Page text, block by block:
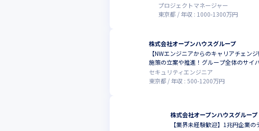
プロジェクトマネージャー
東京都
年収 : 1000-1300万円
株式会社オープンハウスグループ
【NWエンジニアからのキャリアチェ
施策の立案や推進！グループ全体のサイ
セキュリティエンジニア
東京都
年収 :500-1200万円
株式会社オープンハウスグループ
【業界未経験歓迎】1兆円企業